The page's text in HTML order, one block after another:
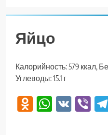
Яйцо
Калорийность: 579 ккал,
Углеводы: 15.1 г
VK